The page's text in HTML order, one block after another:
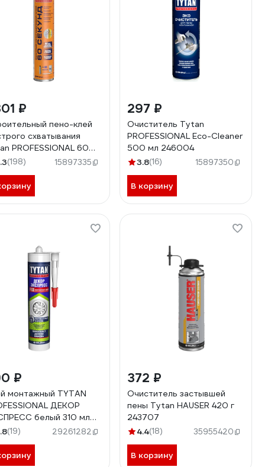
₽
пено-клей
схватывания
PROFESSIONAL 60
750мл 279470
(198) 15897335
297 ₽
Очиститель Tytan
PROFESSIONAL Еco-Cleaner
500 мл 246004
3.8(16) 15897350
В корзину
₽
монтажный TYTAN
ДЕКОР
белый 310 мл
247380
(19) 29261282
372 ₽
Очиститель застывшей
пены Tytan HAUSER 420 г
243707
4.4(18) 35955420
В корзину